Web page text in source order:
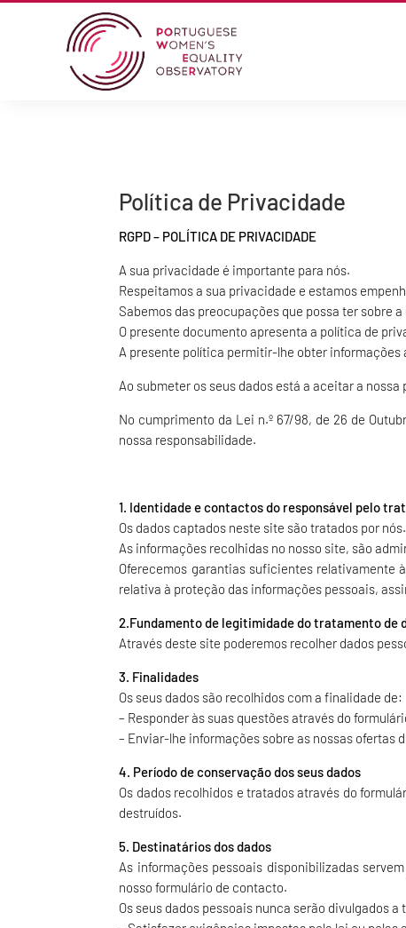
Política de Privacidade
RGPD – POLÍTICA DE PRIVACIDADE
A sua privacidade é importante para nós.
Respeitamos a sua privacidade e estamos
Sabemos das preocupações que possa ter sobre
O presente documento apresenta a política de
A presente política permitir-lhe obter informações
Ao submeter os seus dados está a aceitar a
No cumprimento da Lei n.º 67/98, de 26 de
nossa responsabilidade.
1. Identidade e contactos do responsável pelo
Os dados captados neste site são tratados por nós.
As informações recolhidas no nosso site, são
Oferecemos garantias suficientes relativamente
relativa à proteção das informações pessoais,
2.Fundamento de legitimidade do tratamento de
Através deste site poderemos recolher dados
3. Finalidades
Os seus dados são recolhidos com a finalidade de:
– Responder às suas questões através do
– Enviar-lhe informações sobre as nossas ofertas
4. Período de conservação dos seus dados
Os dados recolhidos e tratados através do
destruídos.
5. Destinatários dos dados
As informações pessoais disponibilizadas
nosso formulário de contacto.
Os seus dados pessoais nunca serão divulgados